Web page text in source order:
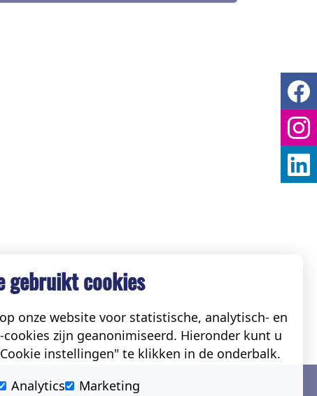
Social
gebruikt cookies
onze website voor statistische, analytisch- en
zijn geanonimiseerd. Hieronder kunt u
instellingen" te klikken in de onderbalk.
Analytics Marketing